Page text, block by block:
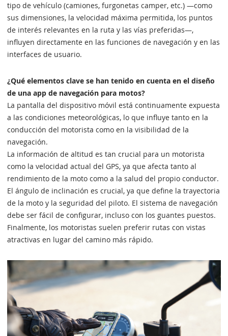
tipo de vehículo (camiones, furgonetas camper, etc.) —como
sus dimensiones, la velocidad máxima permitida, los puntos
de interés relevantes en la ruta y las vías preferidas—,
influyen directamente en las funciones de navegación y en las
interfaces de usuario.
¿Qué elementos clave se han tenido en cuenta en el diseño
de una app de navegación para motos?
La pantalla del dispositivo móvil está continuamente expuesta
a las condiciones meteorológicas, lo que influye tanto en la
conducción del motorista como en la visibilidad de la
navegación.
La información de altitud es tan crucial para un motorista
como la velocidad actual del GPS, ya que afecta tanto al
rendimiento de la moto como a la salud del propio conductor.
El ángulo de inclinación es crucial, ya que define la trayectoria
de la moto y la seguridad del piloto. El sistema de navegación
debe ser fácil de configurar, incluso con los guantes puestos.
Finalmente, los motoristas suelen preferir rutas con vistas
atractivas en lugar del camino más rápido.